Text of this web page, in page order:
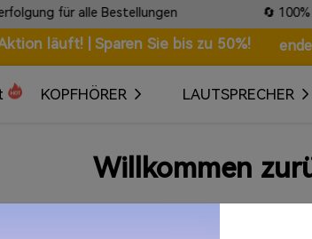
für alle Bestellungen 🔄 100%
läuft! | Sparen Sie bis zu 50%!
KOPFHÖRER LAUTSPRECHER
Willkommen